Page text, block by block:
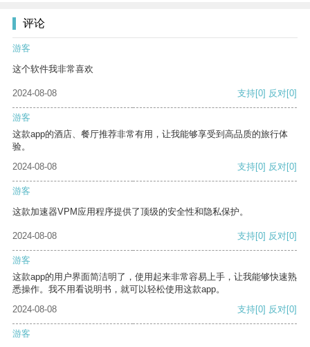
评论
游客
这个软件我非常喜欢
2024-08-08 支持[0] 反对[0]
游客
这款app的酒店、餐厅推荐非常有用，让我能够享受到高品质的旅行体
验。
2024-08-08
支持[0] 反对[0]
游客
这款加速器VPM应用程序提供了顶级的安全性和隐私保护。
2024-08-08 支持[0] 反对[0]
游客
这款app的用户界面简洁明了，使用起来非常容易上手，让我能够快速熟
悉操作。我不用看说明书，就可以轻松使用这款app。
2024-08-08
支持[0] 反对[0]
游客